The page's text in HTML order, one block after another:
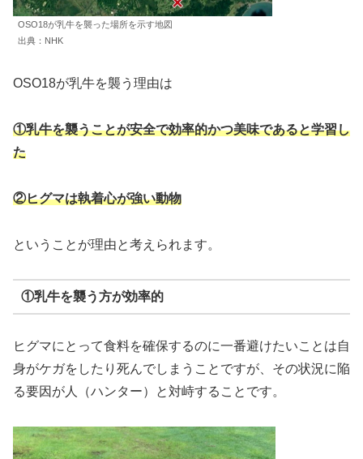
OSO18が乳牛を襲った場所を示す地図
出典：NHK
OSO18が乳牛を襲う理由は
①乳牛を襲うことが安全で効率的かつ美味であると学習し
た
②ヒグマは執着心が強い動物
ということが理由と考えられます。
①乳牛を襲う方が効率的
ヒグマにとって食料を確保するのに一番避けたいことは自
身がケガをしたり死んでしまうことですが、その状況に陥
る要因が人（ハンター）と対峙することです。